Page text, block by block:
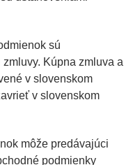
sú
Kúpna zmluva a
v slovenskom
v slovenskom
môže predávajúci
podmienky